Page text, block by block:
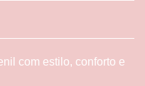
com estilo, conforto e